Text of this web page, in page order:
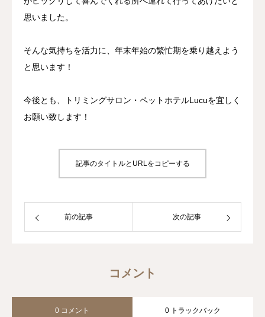
思いました。
そんな気持ちを活力に、年末年始の繁忙期を乗り越えよう
と思います！
今後とも、トリミングサロン・ペットホテルLucuを宜しく
お願い致します！
記事のタイトルとURLをコピーする
前の記事 次の記事
コメント
0 コメント 0 トラックバック